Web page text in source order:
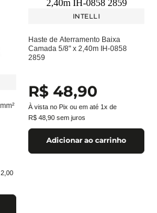
2 00
INTELLI
Haste de Aterramento Baixa
Camada 5/8" x 2,40m IH-0858
2859
R$ 48,90
À vista no Pix ou em até 1x de
R$ 48 90 sem juros
Adicionar ao carrinho